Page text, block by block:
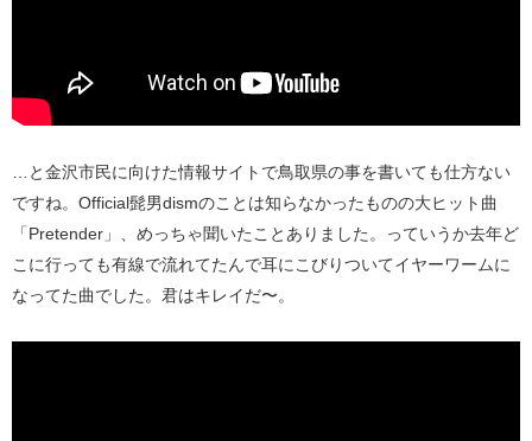
…と金沢市民に向けた情報サイトで鳥取県の事を書いても仕方ない
ですね。Official髭男dismのことは知らなかったものの大ヒット曲
「Pretender」、めっちゃ聞いたことありました。っていうか去年ど
こに行っても有線で流れてたんで耳にこびりついてイヤーワームに
なってた曲でした。君はキレイだ〜。